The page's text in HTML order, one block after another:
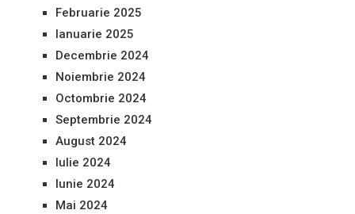
Februarie 2025
Ianuarie 2025
Decembrie 2024
Noiembrie 2024
Octombrie 2024
Septembrie 2024
August 2024
Iulie 2024
Iunie 2024
Mai 2024